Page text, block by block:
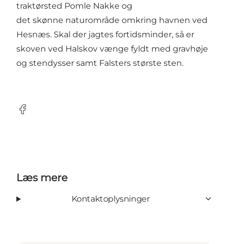
traktørsted Pomle Nakke og
det skønne naturområde omkring havnen ved
Hesnæs. Skal der jagtes fortidsminder, så er
skoven ved Halskov vænge fyldt med gravhøje
og stendysser samt Falsters største sten.
Facebook
Læs mere
Kontaktoplysninger